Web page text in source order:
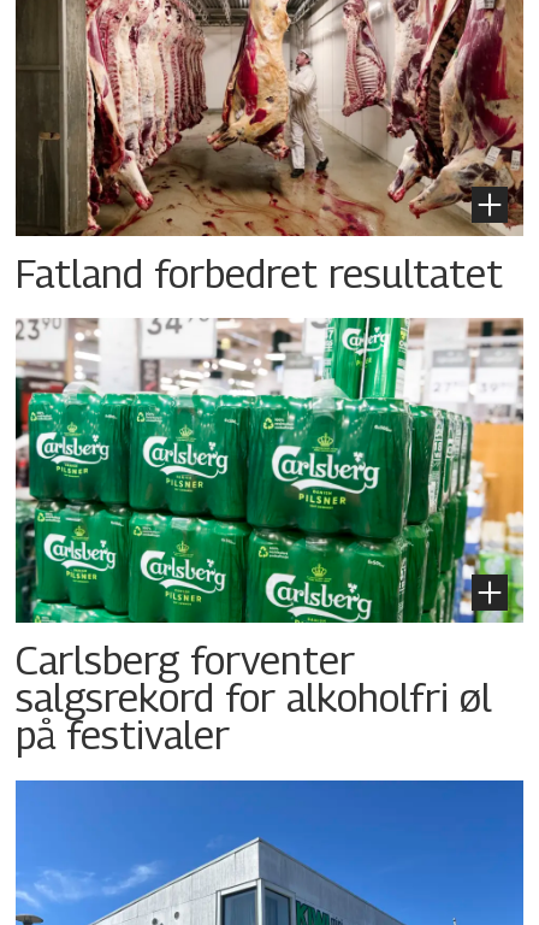
Fatland forbedret resultatet
Carlsberg forventer
salgsrekord for alkoholfri øl
på festivaler